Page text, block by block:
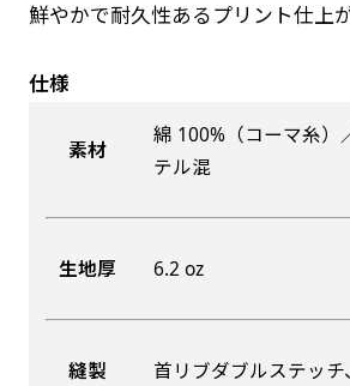
鮮やかで耐久性あるプリント仕上が
仕様
素材
綿 100%（コーマ糸）
テル混
生地厚 6.2 oz
縫製 首リブダブルステッ
吊り下げ旗(30x42)
掛け軸のように吊り下げ式にしま
際の装飾などにとてもお役立ち！
吊り下げ旗(42x30)
掛け軸のように吊り下げ式にしま
際の装飾などにとてもお役立ち！